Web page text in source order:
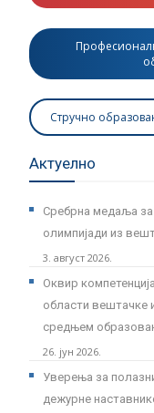
Стручно
Актуелно
Сребрна медаља за
олимпијади из
3. август 2026.
Оквир
области вештачке
средњем
26. јун 2026.
Уверења за
дежурне